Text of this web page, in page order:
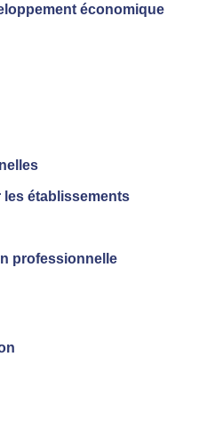
économique
les établissements
professionnelle